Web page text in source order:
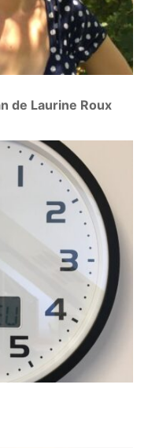
de Laurine Roux